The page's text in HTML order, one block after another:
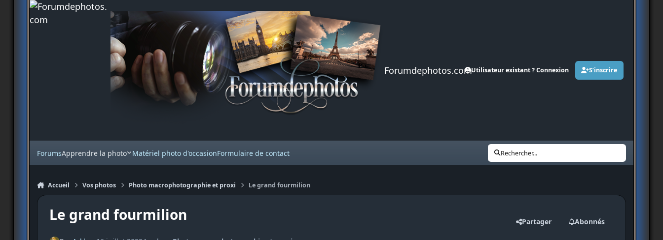
Aller au contenu
Forumdephotos.comUtilisateur existant ? Connexion S’inscrire
ForumsApprendre la photo Matériel photo d'occasionFormulaire de contact Rechercher...
Accueil Vos photos Photo macrophotographie et proxi Le grand fourmilion
Le grand fourmilion Partager Abonnés